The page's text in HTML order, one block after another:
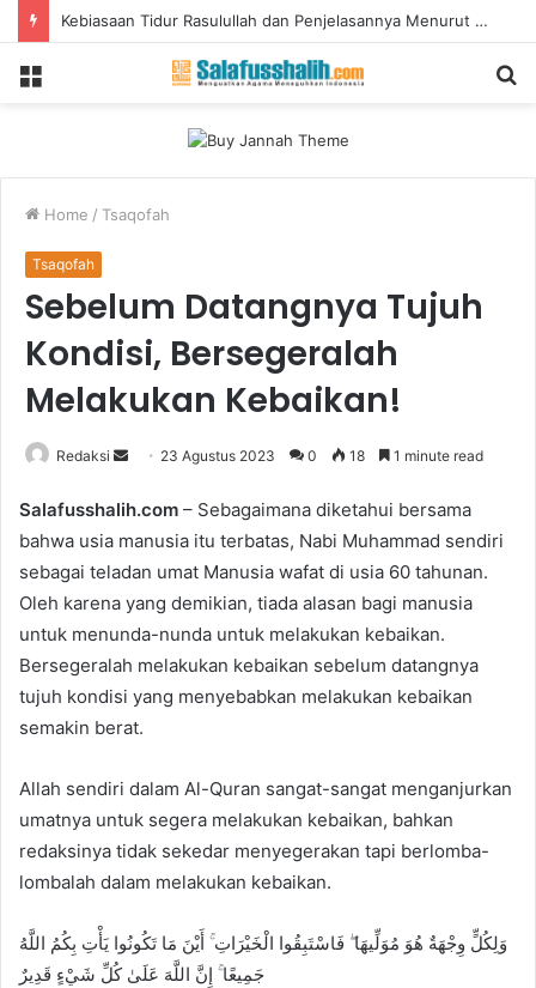
Kebiasaan Tidur Rasulullah dan Penjelasannya Menurut Sains Modern
Home / Tsaqofah
Tsaqofah
Sebelum Datangnya Tujuh
Kondisi, Bersegeralah
Melakukan Kebaikan!
Redaksi
n
d
a
n
e
23 Agustus 2023 0 18 1 minute read
Salafusshalih.com – Sebagaimana diketahui bersama
bahwa usia manusia itu terbatas, Nabi Muhammad sendiri
sebagai teladan umat Manusia wafat di usia 60 tahunan.
Oleh karena yang demikian, tiada alasan bagi manusia
untuk menunda-nunda untuk melakukan kebaikan.
Bersegeralah melakukan kebaikan sebelum datangnya
tujuh kondisi yang menyebabkan melakukan kebaikan
semakin berat.
Allah sendiri dalam Al-Quran sangat-sangat menganjurkan
umatnya untuk segera melakukan kebaikan, bahkan
redaksinya tidak sekedar menyegerakan tapi berlomba-
lombalah dalam melakukan kebaikan.
وَلِكُلٍّ وِجْهَةٌ هُوَ مُوَلِّيهَا ۖ فَاسْتَبِقُوا الْخَيْرَاتِ ۚ أَيْنَ مَا تَكُونُوا يَأْتِ بِكُمُ اللَّهُ
جَمِيعًا ۚ إِنَّ اللَّهَ عَلَىٰ كُلِّ شَيْءٍ قَدِيرٌ